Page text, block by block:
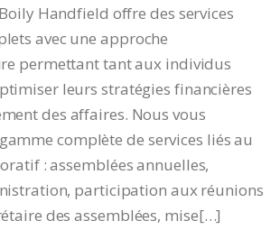
Handfield offre des services
avec une approche
permettant tant aux individus
leurs stratégies financières
des affaires. Nous vous
complète de services liés au
: assemblées annuelles,
participation aux réunions
des assemblées, mise[…]